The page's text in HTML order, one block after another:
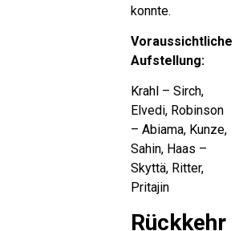
konnte.
Voraussichtliche
Aufstellung:
Krahl – Sirch,
Elvedi, Robinson
– Abiama, Kunze,
Sahin, Haas –
Skyttä, Ritter,
Pritajin
Rückkehr